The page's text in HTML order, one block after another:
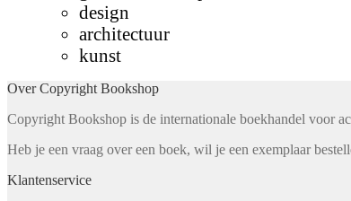
design
architectuur
kunst
Over Copyright Bookshop
Copyright Bookshop is de internationale boekhandel voor
Heb je een vraag over een boek, wil je een exemplaar
Klantenservice